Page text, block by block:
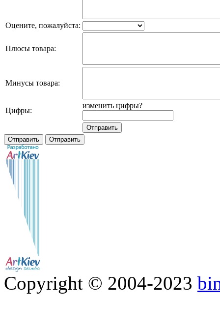
Оцените, пожалуйста:
Плюсы товара:
Минусы товара:
Цифры:
изменить цифры?
Copyright © 2004-2023